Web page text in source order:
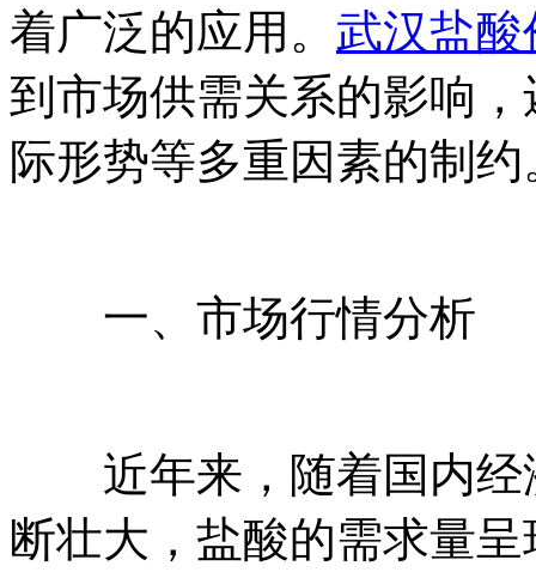
着广泛的应用。 武汉盐酸
到市场供需关系的影响
际形势等多重因素的制约
一、市场行情分析
近年来，随着国内经
断壮大，盐酸的需求量